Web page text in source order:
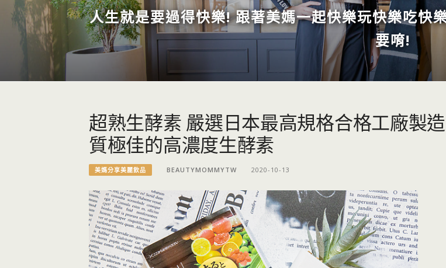
人生就是要過得快樂! 跟著美媽一起快樂玩快樂吃快
要唷!
超熟生酵素 嚴選日本最高規格合格工廠製
質極佳的高濃度生酵素
美媽分享美麗飲品 BEAUTYMOMMYTW 2020-10-13